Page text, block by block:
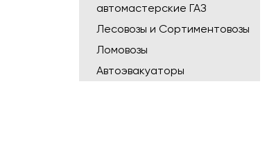
автомастерские ГАЗ
Лесовозы и Сортиментовозы
Ломовозы
Автоэвакуаторы